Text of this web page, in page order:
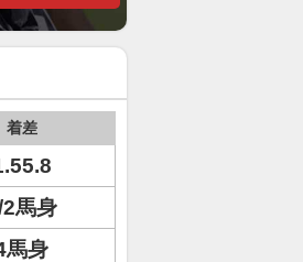
着差
2馬身
馬身